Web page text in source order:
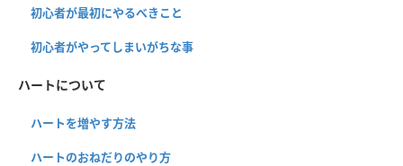
初心者が最初にやるべきこと
初心者がやってしまいがちな事
ハートについて
ハートを増やす方法
ハートのおねだりのやり方